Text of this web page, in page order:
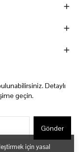
için yasal
Detaylı
geçin.
Gönder